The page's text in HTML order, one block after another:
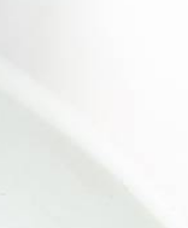
lepel, zodat de